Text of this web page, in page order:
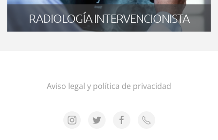
RADIOLOGÍA INTERVENCIONISTA
Aviso legal y política de privacidad